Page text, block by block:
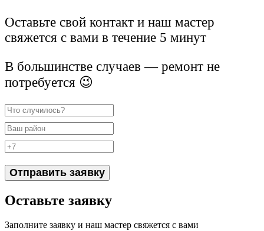
Оставьте свой контакт и наш мастер
свяжется с вами в течение 5 минут
В большинстве случаев — ремонт не
потребуется 😉
Отправить заявку
Оставьте заявку
Заполните заявку и наш мастер свяжется с вами